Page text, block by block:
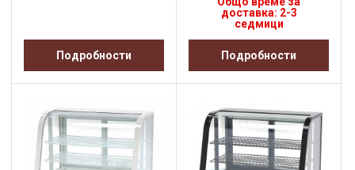
Подробности
доставка: 2-3
седмици
Подробности